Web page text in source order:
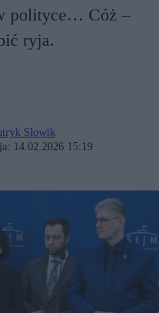
polityce… Cóż –
ryja.
Słowik
14.02.2026 15:19